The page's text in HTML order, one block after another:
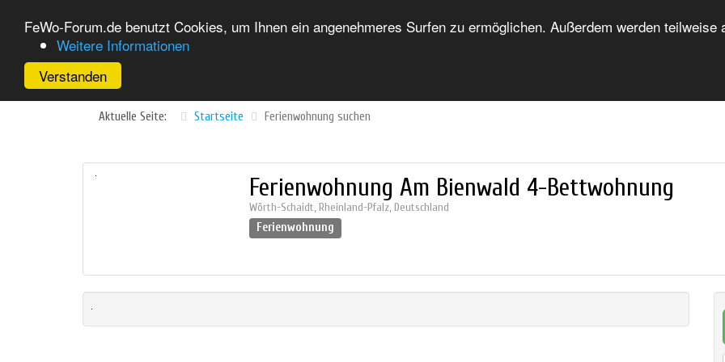
FeWo-Forum.de benutzt Cookies, um Ihnen ein angenehmeres Surfen zu ermöglichen. Außerdem werden
Weitere Informationen
Verstanden
HOME FORUM UNTERKUNFTSVERZEICHNIS
Aktuelle Seite: Startseite Ferienwohnung suchen
Ferienwohnung Am Bienwald 4-Bettwohnung
Wörth-Schaidt, Rheinland-Pfalz, Deutschland
Ferienwohnung